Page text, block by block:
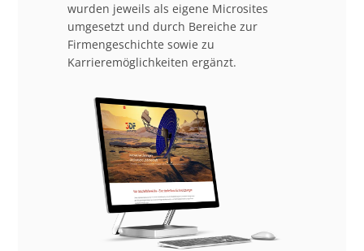
wurden jeweils als eigene Microsites
umgesetzt und durch Bereiche zur
Firmengeschichte sowie zu
Karrieremöglichkeiten ergänzt.